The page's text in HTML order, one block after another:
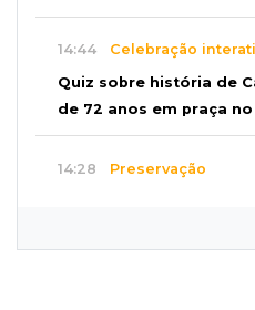
14:44 Celebração
Quiz sobre história de
de 72 anos em praça
14:28 Preservação